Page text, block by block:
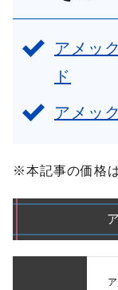
アメッ
ド
アメッ
※本記事の価格